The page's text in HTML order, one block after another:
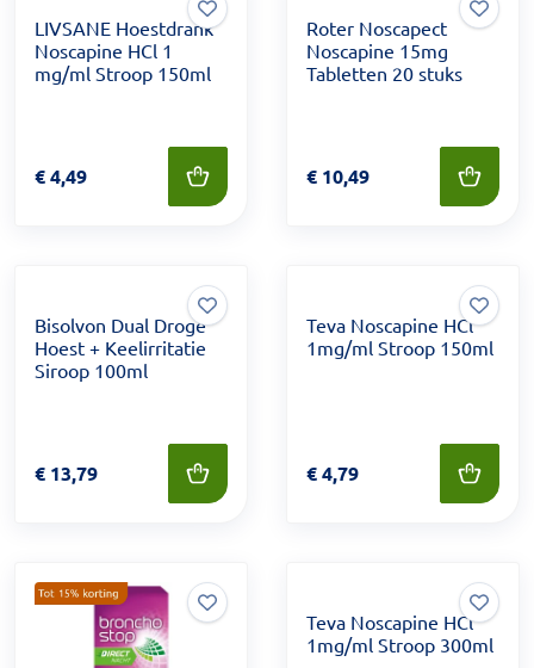
LIVSANE Hoestdrank
Noscapine HCl 1
mg/ml Stroop 150ml
Prijs: € 4,49
€4,49
Roter Noscapect
Noscapine 15mg
Tabletten 20 stuks
Prijs: € 10,49
€ 10,49
Bisolvon Dual Droge
Hoest + Keelirritatie
Siroop 100ml
Prijs: € 13,79
€ 13,79
Teva Noscapine HCl
1mg/ml Stroop 150ml
Prijs: € 4,79
€4,79
Teva Noscapine HCl
1mg/ml Stroop 300ml